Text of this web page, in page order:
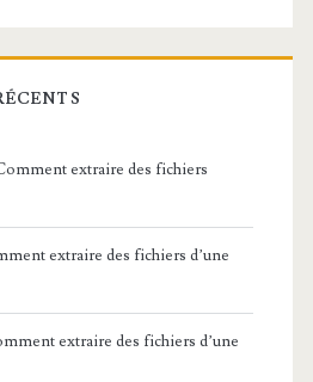
extraire des fichiers
extraire des fichiers d’une
extraire des fichiers d’une